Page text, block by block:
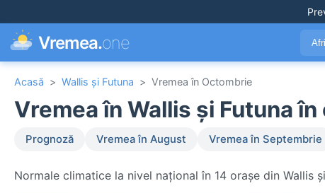
Vremea.one
Acasă > Wallis și Futuna > Vremea în Octombrie
Vremea în Wallis și Futuna
Prognoză Vremea în August Vremea în Septembrie
Normale climatice la nivel național în 14 orașe din Wallis